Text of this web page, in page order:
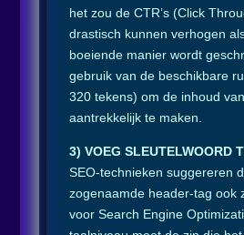
het zou de CTR’s (Click
drastisch kunnen verhogen
boeiende manier wordt
gebruik van de beschikbare
320 tekens) om de inhoud
aantrekkelijk te maken.
3) VOEG SLEUTELWOORD
SEO-technieken suggereren
zogenaamde header-tag ook
voor Search Engine